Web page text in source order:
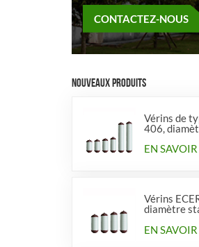
CONTACTEZ-NOUS
NOUVEAUX PRODUITS
Vérins de
406,
EN
Vérins
diamètre
EN